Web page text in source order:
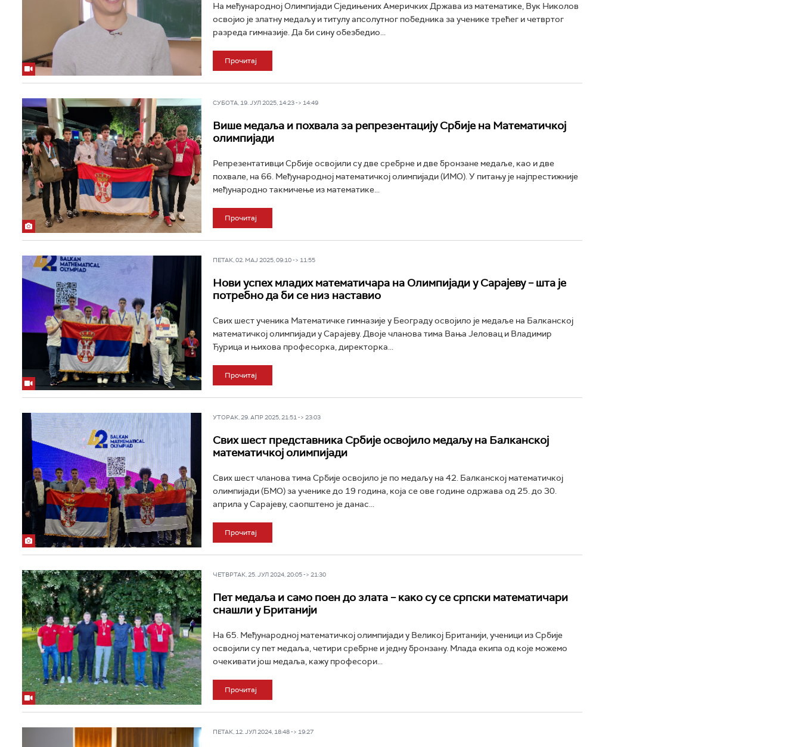
На међународној Олимпијади Сједињених Америчких Држава из математике, Вук Николов
освојио је златну медаљу и титулу апсолутног победника за ученике трећег и четвртог
разреда гимназије. Да би сину обезбедио...
Прочитај
СУБОТА, 19. ЈУЛ 2025, 14:23 -> 14:49
Више медаља и похвала за репрезентацију Србије на Математичкој
олимпијади
Репрезентативци Србије освојили су две сребрне и две бронзане медаље, као и две
похвале, на 66. Међународној математичкој олимпијади (ИМО). У питању је најпрестижније
међународно такмичење из математике...
Прочитај
ПЕТАК, 02. МАЈ 2025, 09:10 -> 11:55
Нови успех младих математичара на Олимпијади у Сарајеву – шта је
потребно да би се низ наставио
Свих шест ученика Математичке гимназије у Београду освојило је медаље на Балканској
математичкој олимпијади у Сарајеву. Двоје чланова тима Вања Јеловац и Владимир
Ђурица и њихова професорка, директорка...
Прочитај
УТОРАК, 29. АПР 2025, 21:51 -> 23:03
Свих шест представника Србије освојило медаљу на Балканској
математичкој олимпијади
Свих шест чланова тима Србије освојило је по медаљу на 42. Балканској математичкој
олимпијади (БМО) за ученике до 19 година, која се ове године одржава од 25. до 30.
априла у Сарајеву, саопштено је данас...
Прочитај
ЧЕТВРТАК, 25. ЈУЛ 2024, 20:05 -> 21:30
Пет медаља и само поен до злата – како су се српски математичари
снашли у Британији
На 65. Међународној математичкој олимпијади у Великој Британији, ученици из Србије
освојили су пет медаља, четири сребрне и једну бронзану. Млада екипа од које можемо
очекивати још медаља, кажу професори...
Прочитај
ПЕТАК, 12. ЈУЛ 2024, 18:48 -> 19:27